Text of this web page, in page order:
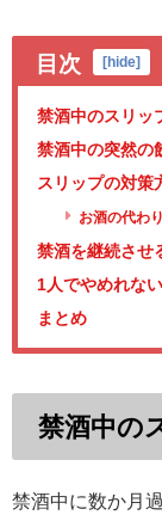
目次 hide
禁酒中のスリッ
禁酒中の突然の
スリップの対策
お酒の代わ
禁酒を継続させ
1人でやめれな
まとめ
禁酒中の
禁酒中に数か月